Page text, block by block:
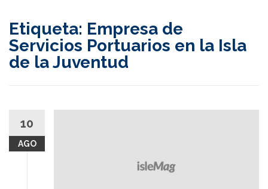
Etiqueta: Empresa de
Servicios Portuarios en la Isla
de la Juventud
10
AGO